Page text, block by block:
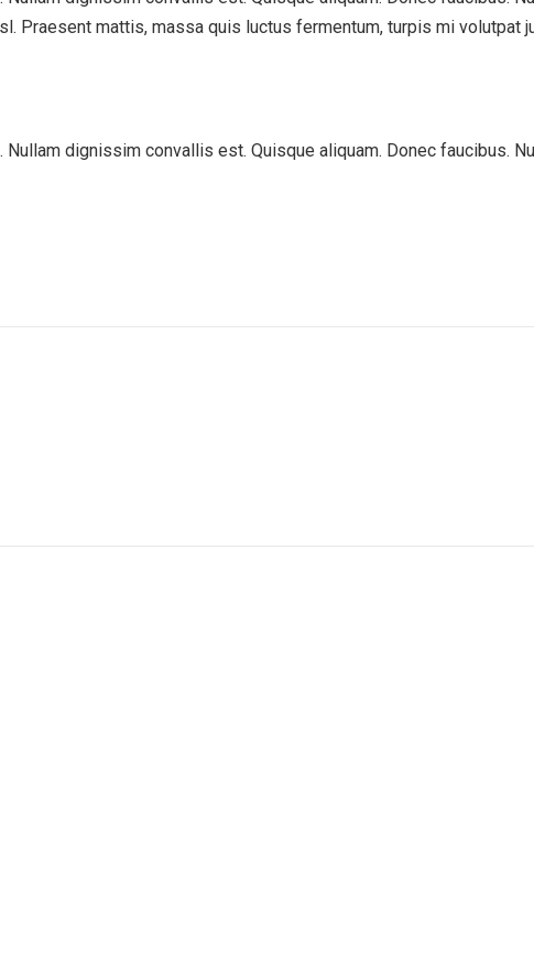
Praesent mattis, massa quis luctus fermentum, turpis mi volutpat
dignissim convallis est. Quisque aliquam. Donec faucibus.